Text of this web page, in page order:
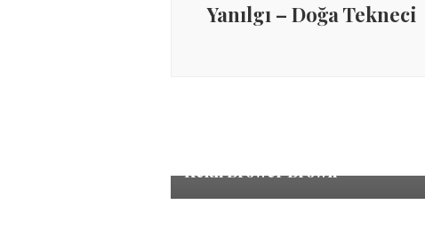
Yanılgı – Doğa Tekneci
Keith Brower Brown